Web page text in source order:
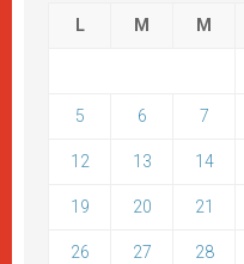
L M M
5 6 7
12 13 14
19 20 21
26 27 28